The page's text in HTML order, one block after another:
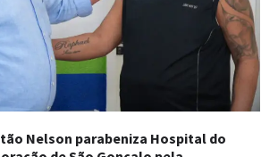
Nelson parabeniza Hospital do